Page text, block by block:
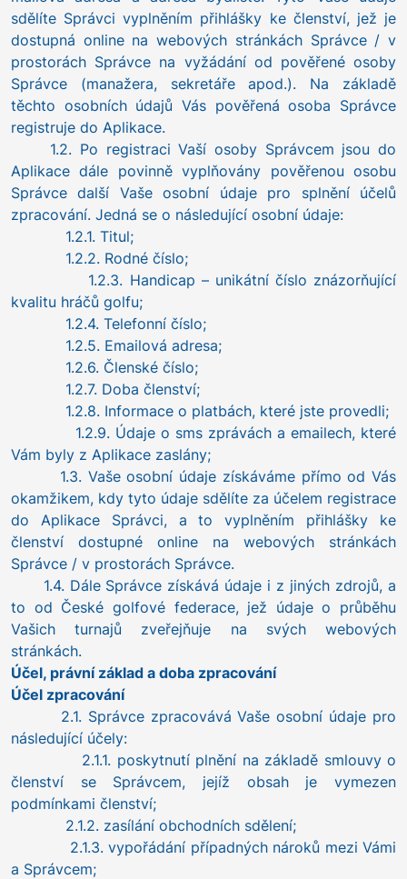
sdělíte Správci vyplněním přihlášky ke členství, jež je
dostupná online na webových stránkách Správce / v
prostorách Správce na vyžádání od pověřené osoby
Správce (manažera, sekretáře apod.). Na základě
těchto osobních údajů Vás pověřená osoba Správce
registruje do Aplikace.
1.2. Po registraci Vaší osoby Správcem jsou do
Aplikace dále povinně vyplňovány pověřenou osobu
Správce další Vaše osobní údaje pro splnění účelů
zpracování. Jedná se o následující osobní údaje:
1.2.1. Titul;
1.2.2. Rodné číslo;
1.2.3. Handicap – unikátní číslo znázorňující
kvalitu hráčů golfu;
1.2.4. Telefonní číslo;
1.2.5. Emailová adresa;
1.2.6. Členské číslo;
1.2.7. Doba členství;
1.2.8. Informace o platbách, které jste provedli;
1.2.9. Údaje o sms zprávách a emailech, které
Vám byly z Aplikace zaslány;
1.3. Vaše osobní údaje získáváme přímo od Vás
okamžikem, kdy tyto údaje sdělíte za účelem registrace
do Aplikace Správci, a to vyplněním přihlášky ke
členství dostupné online na webových stránkách
Správce / v prostorách Správce.
1.4. Dále Správce získává údaje i z jiných zdrojů, a
to od České golfové federace, jež údaje o průběhu
Vašich turnajů zveřejňuje na svých webových
stránkách.
Účel, právní základ a doba zpracování
Účel zpracování
2.1. Správce zpracovává Vaše osobní údaje pro
následující účely:
2.1.1. poskytnutí plnění na základě smlouvy o
členství se Správcem, jejíž obsah je vymezen
podmínkami členství;
2.1.2. zasílání obchodních sdělení;
2.1.3. vypořádání případných nároků mezi Vámi
a Správcem;